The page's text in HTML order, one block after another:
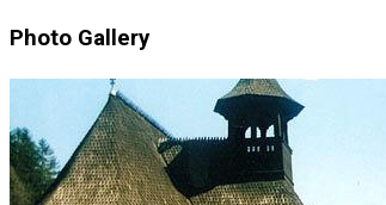
Photo Gallery